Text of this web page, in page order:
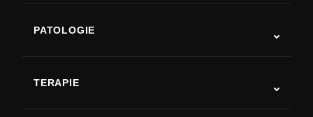
PATOLOGIE
TERAPIE